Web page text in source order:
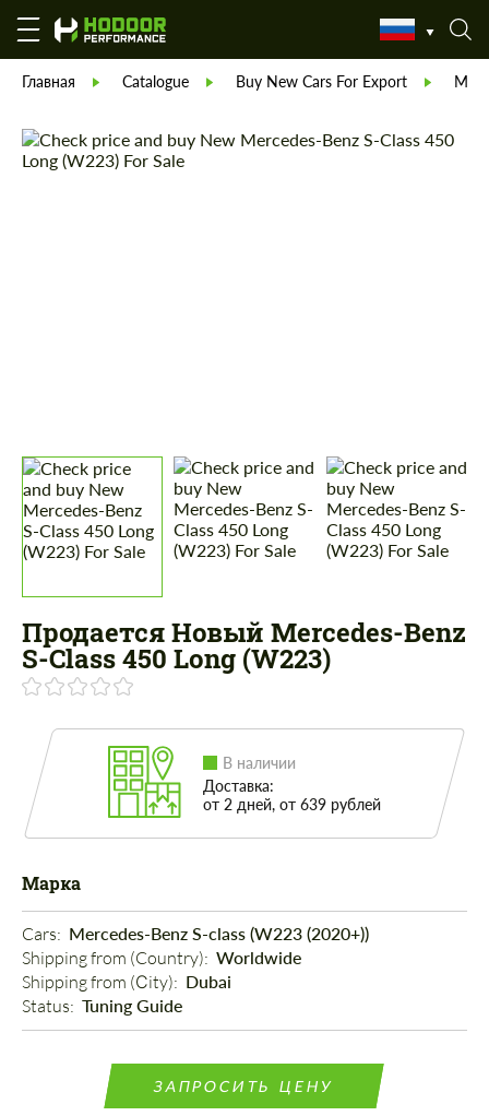
Главная Catalogue Buy New Cars For Export
Продается Новый Mercedes-Benz
S-Class 450 Long (W223)
В наличии
Доставка:
от 2 дней, от 639 рублей
Марка
Cars: Mercedes-Benz S-class (W223 (2020+))
Shipping from (Country): Worldwide
Shipping from (Сity): Dubai
Status: Tuning Guide
ЗАПРОСИТЬ ЦЕНУ